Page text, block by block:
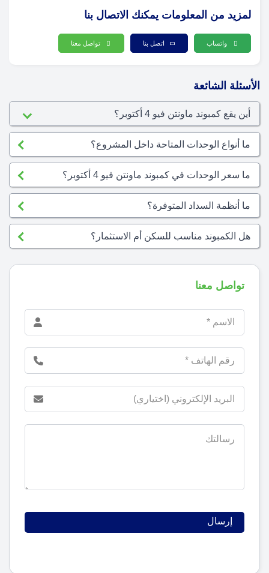
لمزيد من المعلومات يمكنك الاتصال بنا
واتساب اتصل بنا تواصل معنا
الأسئلة الشائعة
أين يقع كمبوند ماونتن فيو 4 أكتوبر؟
ما أنواع الوحدات المتاحة داخل المشروع؟
ما سعر الوحدات في كمبوند ماونتن فيو 4 أكتوبر؟
ما أنظمة السداد المتوفرة؟
هل الكمبوند مناسب للسكن أم الاستثمار؟
تواصل معنا